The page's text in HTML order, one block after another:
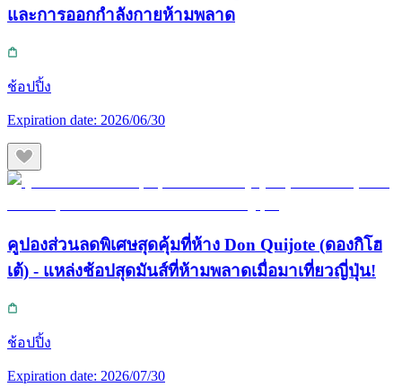
และการออกกำลังกายห้ามพลาด
ช้อปปิ้ง
Expiration date: 2026/06/30
คูปองส่วนลดพิเศษสุดคุ้มที่ห้าง Don Quijote (ดองกิโฮ
เต้) - แหล่งช้อปสุดมันส์ที่ห้ามพลาดเมื่อมาเที่ยวญี่ปุ่น!
ช้อปปิ้ง
Expiration date: 2026/07/30